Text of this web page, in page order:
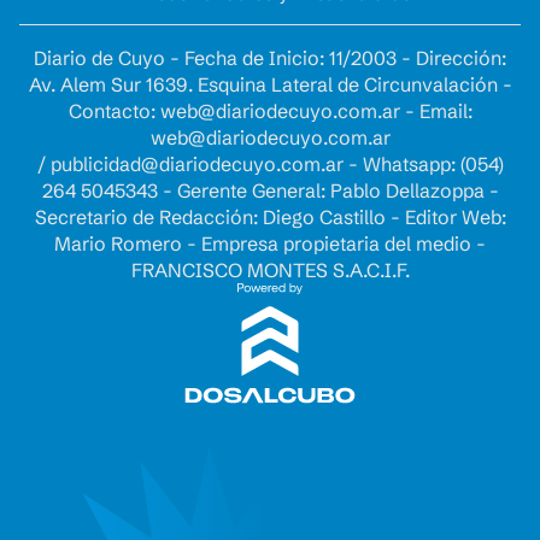
Diario de Cuyo - Fecha de Inicio: 11/2003 - Dirección:
Av. Alem Sur 1639. Esquina Lateral de Circunvalación -
Contacto: web@diariodecuyo.com.ar- Email:
web@diariodecuyo.com.ar
/ publicidad@diariodecuyo.com.ar- Whatsapp: (054)
264 5045343 - Gerente General: Pablo Dellazoppa -
Secretario de Redacción: Diego Castillo - Editor Web:
Mario Romero - Empresa propietaria del medio -
FRANCISCO MONTES S.A.C.I.F.